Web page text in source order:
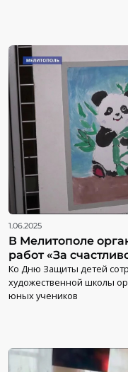
1.06.2025
В Мелитополе
работ «За
Ко Дню Защиты детей
художественной школы
юных учеников